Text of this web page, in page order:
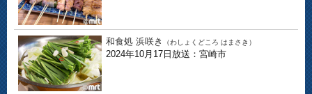
和食処 浜咲き （わしょくどころ はまさき）
2024年10月17日放送：宮崎市